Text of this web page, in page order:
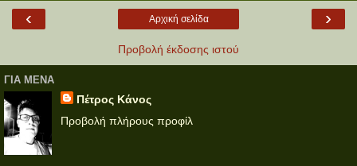
‹ ›
Αρχική σελίδα
Προβολή έκδοσης ιστού
ΓΙΑ ΜΕΝΑ
Πέτρος Κάνος
Προβολή πλήρους προφίλ